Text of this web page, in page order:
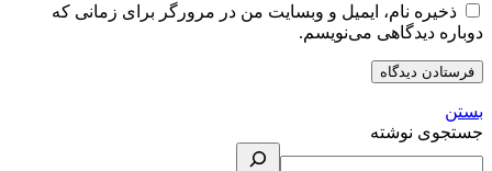
ذخیره نام، ایمیل و وبسایت من در مرورگر برای زمانی که
دوباره دیدگاهی می‌نویسم.
بستن
جستجوی نوشته